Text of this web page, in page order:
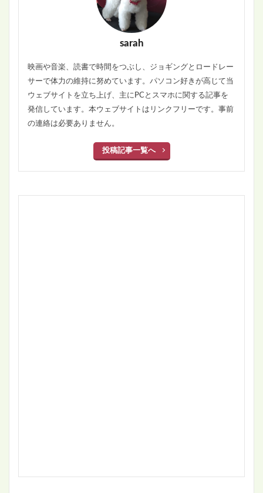
sarah
映画や音楽、読書で時間をつぶし、ジョギングとロードレー
サーで体力の維持に努めています。パソコン好きが高じて当
ウェブサイトを立ち上げ、主にPCとスマホに関する記事を
発信しています。本ウェブサイトはリンクフリーです。事前
の連絡は必要ありません。
投稿記事一覧へ